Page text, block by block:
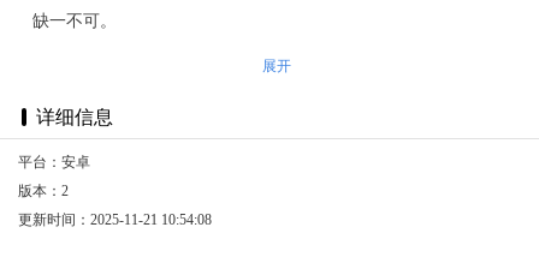
缺一不可。
展开
详细信息
平台：安卓
版本：2
更新时间：2025-11-21 10:54:08